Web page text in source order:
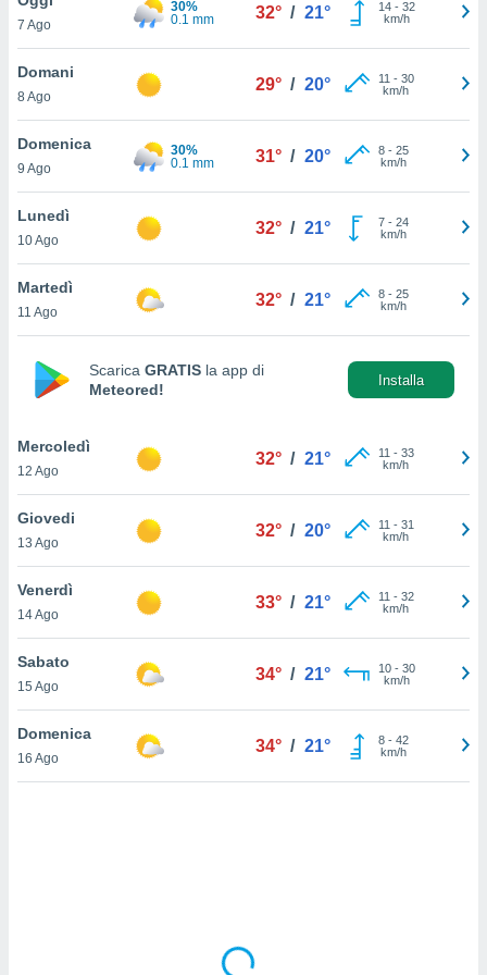
è
al sito
di
ci
di
il
un
la
nella
cookie
il tuo
in
a piè
del
7 Ago
30%
0.1 mm
32° / 21° 14- 32
km/h
Domani
8 Ago
29° / 20° 11 - 30
km/h
Domenica
9 Ago
30%
0.1 mm
31° / 20° 8- 25
km/h
Lunedì
10 Ago
32° / 21° 7- 24
km/h
Martedì
11 Ago
32° / 21° 8- 25
km/h
Scarica GRATIS la app di
Meteored!
Installa
Mercoledì
12 Ago
32° / 21° 11 - 33
km/h
Giovedi
13 Ago
32° / 20° 11 - 31
km/h
Venerdì
14 Ago
33° / 21° 11 - 32
km/h
Sabato
15 Ago
34° / 21° 10- 30
km/h
Domenica
16 Ago
34° / 21° 8- 42
km/h